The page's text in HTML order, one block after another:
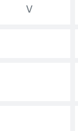
V